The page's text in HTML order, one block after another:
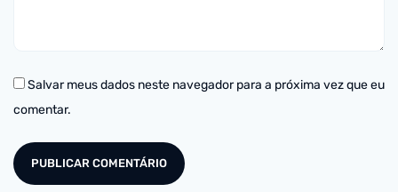
Salvar meus dados neste navegador para a próxima vez que eu
comentar.